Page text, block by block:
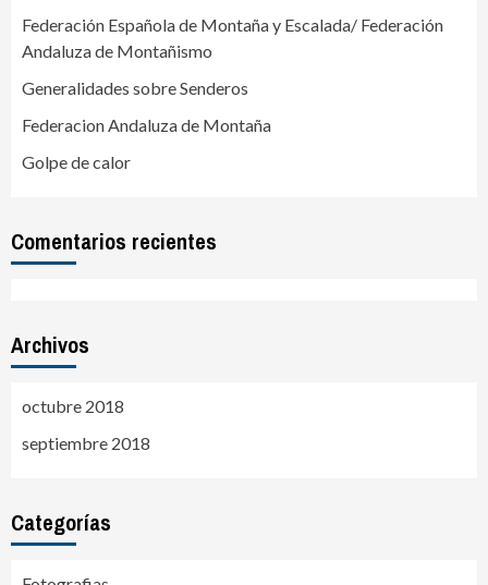
Federación Española de Montaña y Escalada/ Federación
Andaluza de Montañismo
Generalidades sobre Senderos
Federacion Andaluza de Montaña
Golpe de calor
Comentarios recientes
Archivos
octubre 2018
septiembre 2018
Categorías